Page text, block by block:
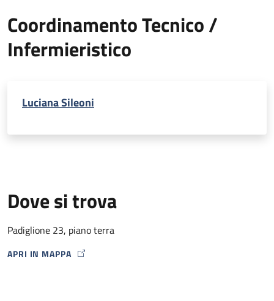
Coordinamento Tecnico /
Infermieristico
Luciana Sileoni
Dove si trova
Padiglione 23, piano terra
APRI IN MAPPA
MAP ICON